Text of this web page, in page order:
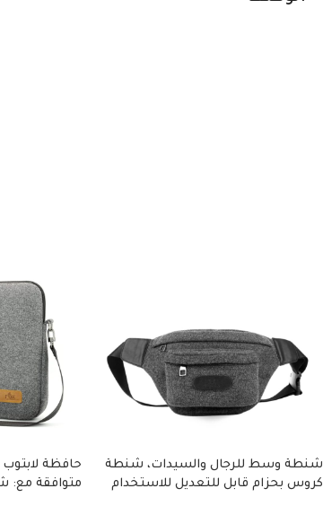
شنطة وسط للرجال والسيدات، شنطة
كروس بحزام قابل للتعديل للاستخدام
حافظة
متوافقة مع: